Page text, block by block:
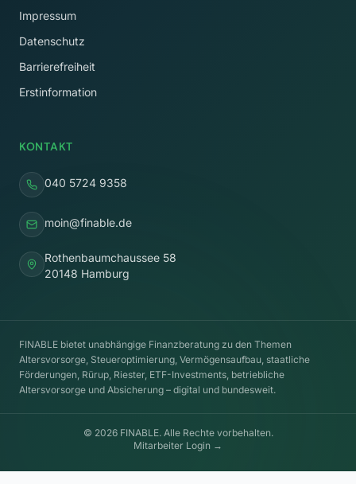
Impressum
Datenschutz
Barrierefreiheit
Erstinformation
KONTAKT
040 5724 9358
moin@finable.de
Rothenbaumchaussee 58
20148 Hamburg
FINABLE bietet unabhängige Finanzberatung zu den Themen
Altersvorsorge, Steueroptimierung, Vermögensaufbau, staatliche
Förderungen, Rürup, Riester, ETF-Investments, betriebliche
Altersvorsorge und Absicherung – digital und bundesweit.
© 2026FINABLE. Alle Rechte vorbehalten.
Mitarbeiter Login →